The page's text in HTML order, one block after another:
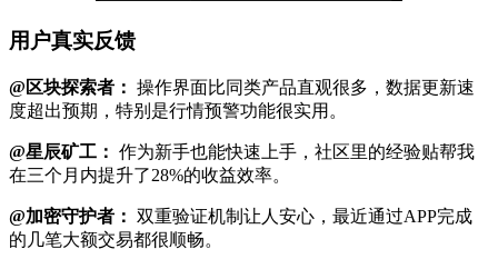
用户真实反馈
@区块探索者： 操作界面比同类产品直观很多，数据更新速
度超出预期，特别是行情预警功能很实用。
@星辰矿工： 作为新手也能快速上手，社区里的经验贴帮我
在三个月内提升了28%的收益效率。
@加密守护者： 双重验证机制让人安心，最近通过APP完成
的几笔大额交易都很顺畅。